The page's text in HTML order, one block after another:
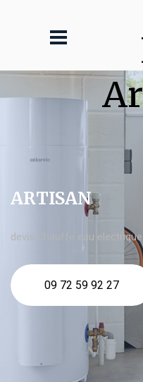
ARTISAN
devis Chauffe eau
09 72 59 92 27